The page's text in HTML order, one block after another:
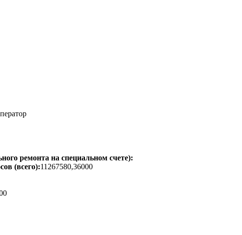
ремонта на специальном счете):
(всего):11267580,36000